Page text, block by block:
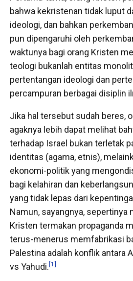
bahwa kekristenan tidak luput
ideologi, dan bahkan
pun dipengaruhi oleh
waktunya bagi orang Kristen
teologi bukanlah entitas
pertentangan ideologi dan
percampuran berbagai disiplin
Jika hal tersebut sudah beres,
agaknya lebih dapat melihat
terhadap Israel bukan terletak
identitas (agama, etnis),
ekonomi-politik yang
bagi kelahiran dan
yang tidak lepas dari
Namun, sayangnya, sepertinya
Kristen termakan propaganda
terus-menerus memfabrikasi
Palestina adalah konflik antara
vs Yahudi.[1]